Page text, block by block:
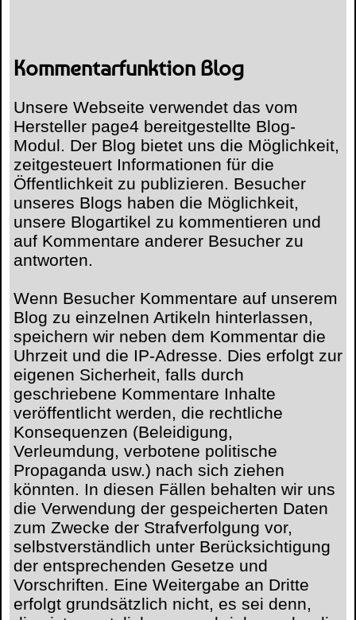
Kommentarfunktion Blog
Unsere Webseite verwendet das vom
Hersteller page4 bereitgestellte Blog-
Modul. Der Blog bietet uns die Möglichkeit,
zeitgesteuert Informationen für die
Öffentlichkeit zu publizieren. Besucher
unseres Blogs haben die Möglichkeit,
unsere Blogartikel zu kommentieren und
auf Kommentare anderer Besucher zu
antworten.
Wenn Besucher Kommentare auf unserem
Blog zu einzelnen Artikeln hinterlassen,
speichern wir neben dem Kommentar die
Uhrzeit und die IP-Adresse. Dies erfolgt zur
eigenen Sicherheit, falls durch
geschriebene Kommentare Inhalte
veröffentlicht werden, die rechtliche
Konsequenzen (Beleidigung,
Verleumdung, verbotene politische
Propaganda usw.) nach sich ziehen
könnten. In diesen Fällen behalten wir uns
die Verwendung der gespeicherten Daten
zum Zwecke der Strafverfolgung vor,
selbstverständlich unter Berücksichtigung
der entsprechenden Gesetze und
Vorschriften. Eine Weitergabe an Dritte
erfolgt grundsätzlich nicht, es sei denn,